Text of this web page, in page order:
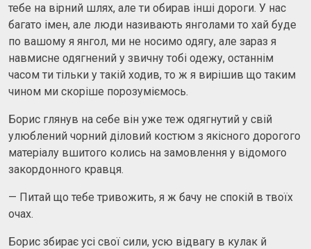
тебе на вірний шлях, але ти обирав інші дороги. У нас
багато імен, але люди називають янголами то хай буде
по вашому я янгол, ми не носимо одягу, але зараз я
навмисне одягнений у звичну тобі одежу, останнім
часом ти тільки у такій ходив, то ж я вирішив що таким
чином ми скоріше порозуміємось.
Борис глянув на себе він уже теж одягнутий у свій
улюблений чорний діловий костюм з якісного дорогого
матеріалу вшитого колись на замовлення у відомого
закордонного кравця.
— Питай що тебе тривожить, я ж бачу не спокій в твоїх
очах.
Борис збирає усі свої сили, усю відвагу в кулак й